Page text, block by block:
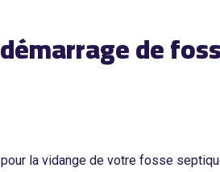
de
la vidange de votre fosse